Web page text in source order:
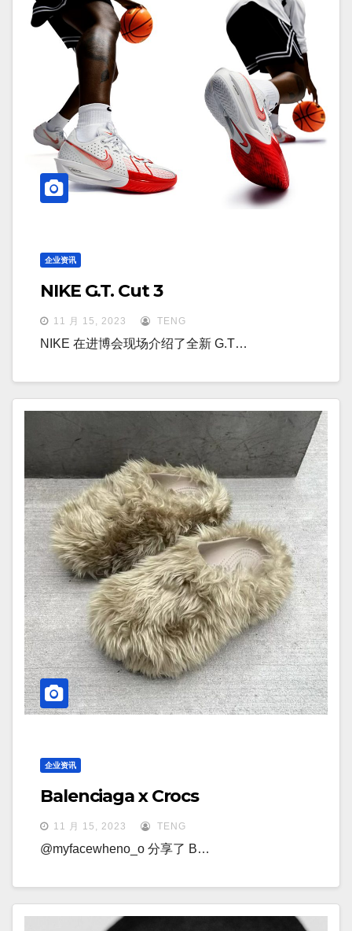
企业资讯
NIKE G.T. Cut 3
11 月 15, 2023 TENG
NIKE 在进博会现场介绍了全新 G.T…
企业资讯
Balenciaga x Crocs
11 月 15, 2023 TENG
@myfacewheno_o 分享了 B…